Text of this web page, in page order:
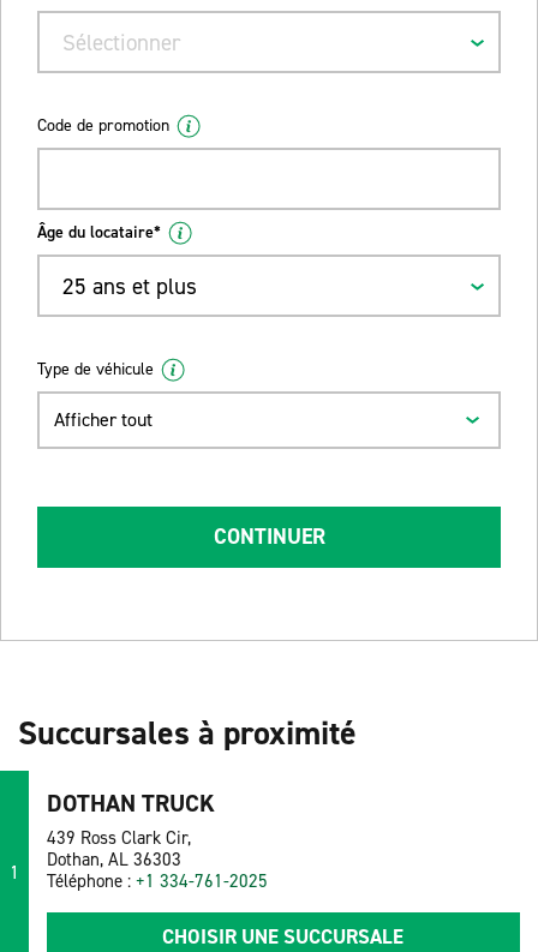
Sélectionner
Code de promotion
Âge du locataire*
25 ans et plus
Type de véhicule
Afficher tout
CONTINUER
Succursales à proximité
1
DOTHAN TRUCK
439 Ross Clark Cir,
Dothan, AL 36303
Téléphone : +1 334-761-2025
CHOISIR UNE SUCCURSALE